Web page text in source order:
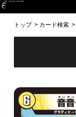
トップ カード検索